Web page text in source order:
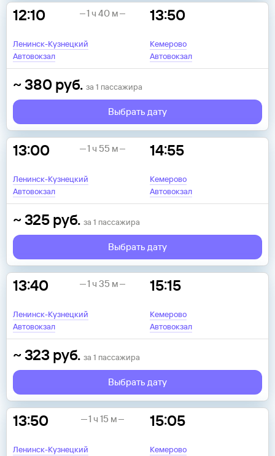
12:10
Ленинск-Кузнецкий
Автовокзал
13:50
Кемерово
Автовокзал
1 ч 40 м
~380 руб. за 1 пассажира
Выбрать дату
13:00
Ленинск-Кузнецкий
Автовокзал
14:55
Кемерово
Автовокзал
1 ч 55 м
~325 руб. за 1 пассажира
Выбрать дату
13:40
Ленинск-Кузнецкий
Автовокзал
15:15
Кемерово
Автовокзал
1 ч 35 м
~323 руб. за 1 пассажира
Выбрать дату
13:50
Ленинск-Кузнецкий
15:05
Кемерово
1 ч 15 м